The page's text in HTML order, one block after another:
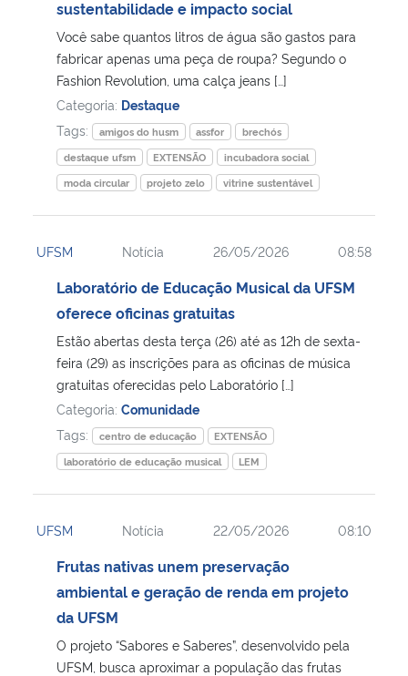
sustentabilidade e impacto social
Você sabe quantos litros de água são gastos para
fabricar apenas uma peça de roupa? Segundo o
Fashion Revolution, uma calça jeans […]
Categoria: Destaque
Tags:
amigos do husm assfor
brechós
destaque ufsm
EXTENSÃO
incubadora social
moda circular
projeto zelo vitrine sustentável
UFSM Notícia 26/05/2026 08:58
Laboratório de Educação Musical da UFSM
oferece oficinas gratuitas
Estão abertas desta terça (26) até as 12h de sexta-
feira (29) as inscrições para as oficinas de música
gratuitas oferecidas pelo Laboratório […]
Categoria: Comunidade
Tags:
centro de educação
EXTENSÃO
laboratório de educação musical
LEM
UFSM Notícia 22/05/2026 08:10
Frutas nativas unem preservação
ambiental e geração de renda em projeto
da UFSM
O projeto “Sabores e Saberes”, desenvolvido pela
UFSM, busca aproximar a população das frutas